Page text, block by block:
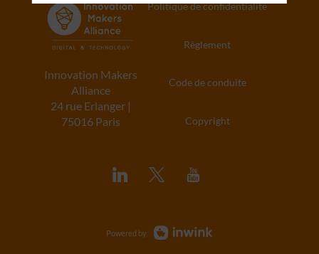
Innovation Makers
Alliance
24 rue Erlanger |
75016 Paris
Politique de confidentialité
Règlement
Code de conduite
Copyright
Powered by